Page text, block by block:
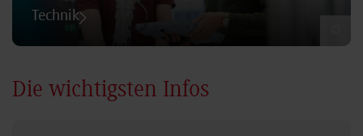
Technik
Die wichtigsten Infos